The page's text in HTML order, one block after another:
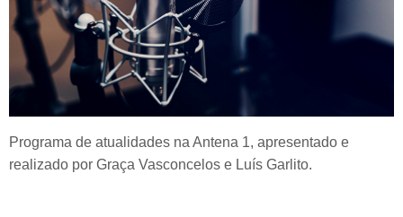
Programa de atualidades na Antena 1, apresentado e
realizado por Graça Vasconcelos e Luís Garlito.